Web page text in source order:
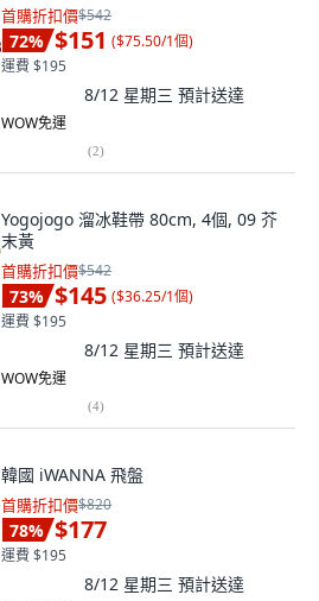
首購折扣價$542
72% $151 ($75.50/1個)
運費 $195
8/12 星期三 預計送達
WOW免運
(2)
Yogojogo 溜冰鞋帶 80cm, 4個, 09 芥
末黃
首購折扣價$542
73% $145 ($36.25/1個)
運費 $195
8/12 星期三 預計送達
WOW免運
(4)
韓國 iWANNA 飛盤
首購折扣價$820
78% $177
運費 $195
8/12 星期三 預計送達